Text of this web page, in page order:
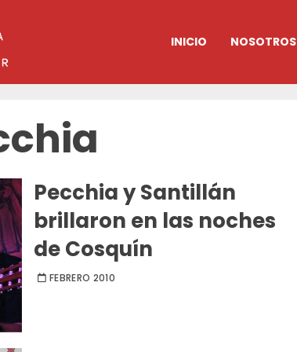
INICIO NOSOTROS
Pecchia y Santillán
brillaron en las noches
de Cosquín
FEBRERO 2010